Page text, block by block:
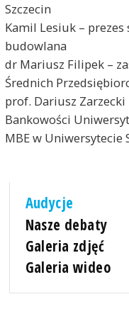
Szczecin
Kamil Lesiuk – prezes
budowlana
dr Mariusz Filipek –
Średnich
prof. Dariusz
Bankowości
MBE w Uniwersytecie
Audycje
Nasze debaty
Galeria zdjęć
Galeria wideo